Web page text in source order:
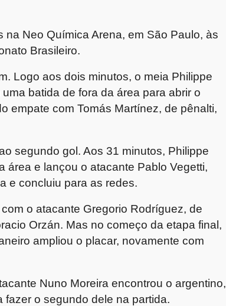
Neo Química Arena, em São Paulo, às
Brasileiro.
Logo aos dois minutos, o meia Philippe
batida de fora da área para abrir o
empate com Tomás Martínez, de pênalti,
segundo gol. Aos 31 minutos, Philippe
área e lançou o atacante Pablo Vegetti,
e concluiu para as redes.
o atacante Gregorio Rodríguez, de
Orzán. Mas no começo da etapa final,
ampliou o placar, novamente com
Nuno Moreira encontrou o argentino,
o segundo dele na partida.